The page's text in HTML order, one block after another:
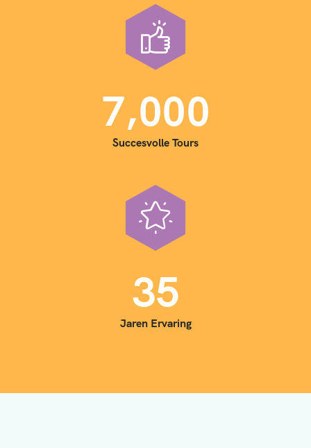
7,000
Succesvolle Tours
35
Jaren Ervaring